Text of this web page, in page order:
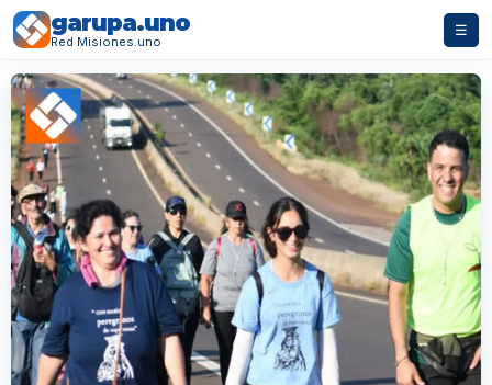
garupa.uno
Red Misiones.uno
☰